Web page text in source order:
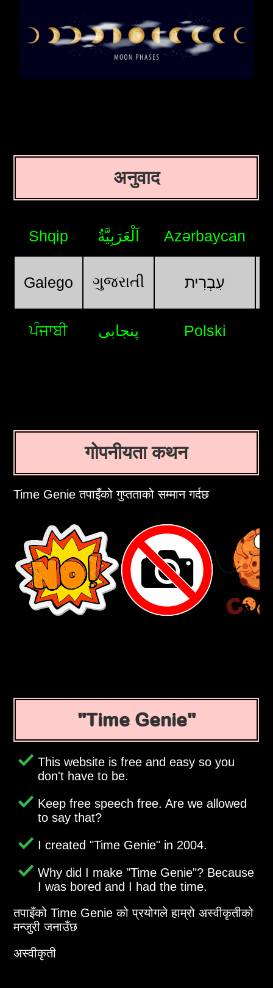
अनुवाद
Shqip اَلْعَرَبِيَّةُ Azərbaycan
Galego ગુજરાતી עִבְרִית
ਪੰਜਾਬੀ پنجابی Polski
गोपनीयता कथन
Time Genie तपाइँको गुप्तताको सम्मान गर्दछ
Time Genie
This website is free and easy so you
don't have to be.
Keep free speech free. Are we allowed
to say that?
I created Time Genie in 2004.
Why did I make Time Genie ? Because
I was bored and I had the time.
तपाइँको Time Genie को प्रयोगले हाम्रो अस्वीकृतीको
मन्जुरी जनाउँछ
अस्वीकृती